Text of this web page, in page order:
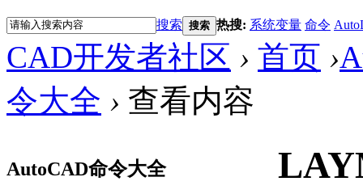
搜索 搜索 热搜: 系统变量 命令
CAD开发者社区 › 首页 ›
令大全 › 查看内容
AutoCAD命令大全